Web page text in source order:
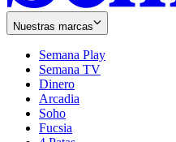
Nuestras marcas
Semana Play
Semana TV
Dinero
Arcadia
Soho
in
Fucsia